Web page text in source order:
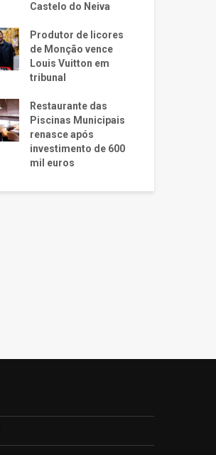
Castelo do Neiva
Produtor de licores
de Monção vence
Louis Vuitton em
tribunal
Restaurante das
Piscinas Municipais
renasce após
investimento de 600
mil euros